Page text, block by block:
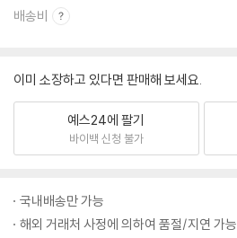
배송비
이미 소장하고 있다면 판매해 보세요.
예스24에 팔기
바이백 신청 불가
국내배송만 가능
해외 거래처 사정에 의하여 품절/지연 가능